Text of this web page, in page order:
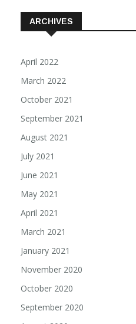
ARCHIVES
April 2022
March 2022
October 2021
September 2021
August 2021
July 2021
June 2021
May 2021
April 2021
March 2021
January 2021
November 2020
October 2020
September 2020